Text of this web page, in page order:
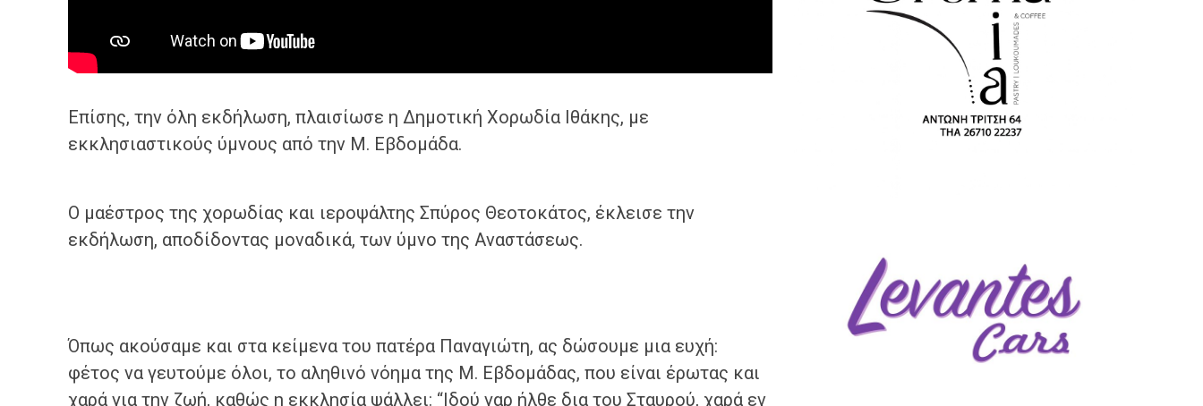
Επίσης, την όλη εκδήλωση, πλαισίωσε η Δημοτική Χορωδία Ιθάκης, με
εκκλησιαστικούς ύμνους από την Μ. Εβδομάδα.
Ο μαέστρος της χορωδίας και ιεροψάλτης Σπύρος Θεοτοκάτος, έκλεισε την
εκδήλωση, αποδίδοντας μοναδικά, των ύμνο της Αναστάσεως.
Όπως ακούσαμε και στα κείμενα του πατέρα Παναγιώτη, ας δώσουμε μια ευχή:
φέτος να γευτούμε όλοι, το αληθινό νόημα της Μ. Εβδομάδας, που είναι έρωτας και
χαρά για την ζωή, καθώς η εκκλησία ψάλλει: “Ιδού γαρ ήλθε δια του Σταυρού, χαρά εν